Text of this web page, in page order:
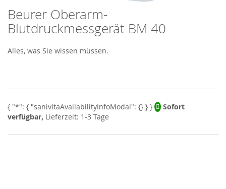
Skip
to
the
of
Beurer Oberarm-
Blutdruckmessgerät BM 40
Alles, was Sie wissen müssen.
Sofort
verfügbar, Lieferzeit: 1-3 Tage